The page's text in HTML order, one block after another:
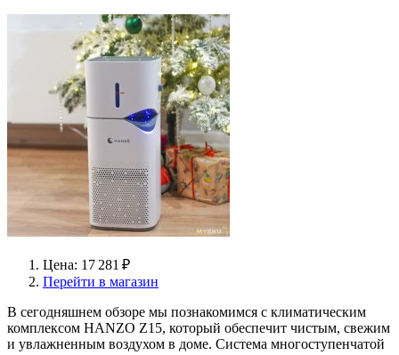
Цена: 17 281 ₽
Перейти в магазин
В сегодняшнем обзоре мы познакомимся с климатическим
комплексом HANZO Z15, который обеспечит чистым, свежим
и увлажненным воздухом в доме. Система многоступенчатой